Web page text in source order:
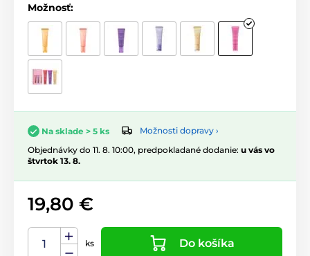
Možnosť:
Na sklade > 5 ks
Možnosti dopravy ›
Objednávky do 11. 8. 10:00, predpokladané dodanie: u vás vo
štvrtok 13. 8.
19,80 €
ks Do košíka